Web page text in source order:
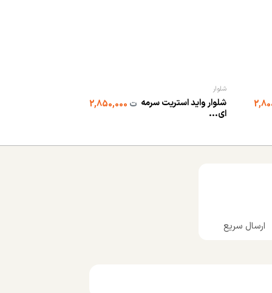
شلوار
شلوار واید استریت سرمه
ای...
ت
ارسال سریع